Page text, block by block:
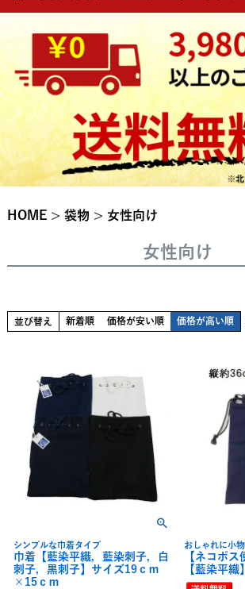
HOME 袋物 女性向け
女性向け
並び替え 新着順 価格が安い順 価格が高い順
シンプルな巾着タイプ
巾着【藍染平織，藍染刺子，白
刺子，黒刺子】サイズ19ｃｍ
×15ｃｍ
おしゃれに小
【ネコポ
【藍染平